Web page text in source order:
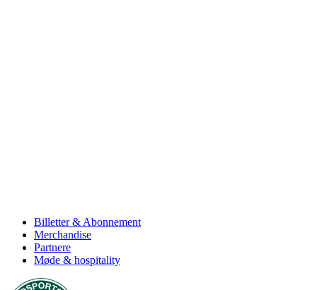
Billetter & Abonnement
Merchandise
Partnere
Møde & hospitality